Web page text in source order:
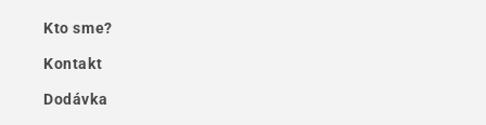
Kto sme?
Kontakt
Dodávka